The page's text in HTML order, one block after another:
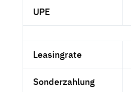
UPE
Leasingrate
Sonderzahlung